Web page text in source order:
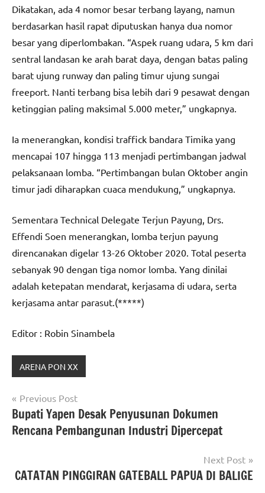
Dikatakan, ada 4 nomor besar terbang layang, namun
berdasarkan hasil rapat diputuskan hanya dua nomor
besar yang diperlombakan. “Aspek ruang udara, 5 km dari
sentral landasan ke arah barat daya, dengan batas paling
barat ujung runway dan paling timur ujung sungai
freeport. Nanti terbang bisa lebih dari 9 pesawat dengan
ketinggian paling maksimal 5.000 meter,” ungkapnya.
Ia menerangkan, kondisi traffick bandara Timika yang
mencapai 107 hingga 113 menjadi pertimbangan jadwal
pelaksanaan lomba. “Pertimbangan bulan Oktober angin
timur jadi diharapkan cuaca mendukung,” ungkapnya.
Sementara Technical Delegate Terjun Payung, Drs.
Effendi Soen menerangkan, lomba terjun payung
direncanakan digelar 13-26 Oktober 2020. Total peserta
sebanyak 90 dengan tiga nomor lomba. Yang dinilai
adalah ketepatan mendarat, kerjasama di udara, serta
kerjasama antar parasut.(*****)
Editor : Robin Sinambela
ARENA PON XX
Navigasi
pos
Previous Post
Bupati Yapen Desak Penyusunan Dokumen
Rencana Pembangunan Industri Dipercepat
Next Post
CATATAN PINGGIRAN GATEBALL PAPUA DI BALIGE